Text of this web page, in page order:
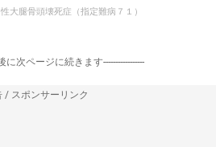
大腿骨頭壊死症（指定難病７１）
に次ページに続きます-----------------
/ スポンサーリンク